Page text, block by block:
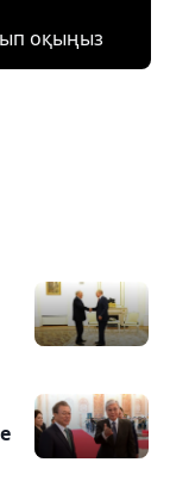
оқыңыз